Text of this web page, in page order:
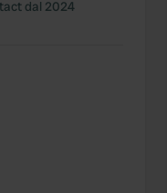
dal 2024